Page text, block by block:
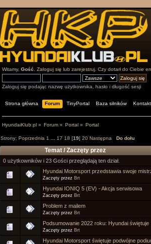
Witamy, Gość Zaloguj się lub zarejestruj. Czy dotarł do Ciebie
Zaloguj się podając nazwę użytkownika, hasło i długość sesji
Strona główna Forum TinyPortal Baza silników Kontakt
HyundaiKlub.pl » Forum » Portal» Portal
Strony: Poprzednia 1 ... 17 18 [19] 20 Następna Do dołu
Temat/Zaczęty przez
0 użytkowników i 23 Gości przeglądają ten dział.
Hyundai Motorsport przedstawia swoje
Zaczęty przez Brt
Hyundai IONIQ 5 (EV) - Akcja serwisowa
Zaczęty przez Brt
Problem z mailem
Zaczęty przez Brt
Podsumowanie 2022 roku: Hyundai świętuje
Zaczęty przez Brt
Hyundai Motorsport świętuje podwójne